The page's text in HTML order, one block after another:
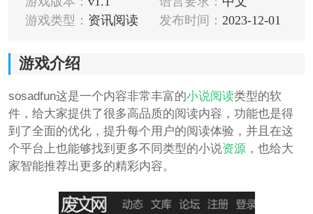
游戏类型： 资讯阅读 发布时间： 2023-12-01
游戏介绍
sosadfun这是一个内容非常丰富的小说阅读类型的软
件，给大家提供了很多高品质的阅读内容，功能也是得
到了全面的优化，提升每个用户的阅读体验，并且在这
个平台上也能够找到更多不同类型的小说资源，也给大
家智能推荐出更多的精彩内容。